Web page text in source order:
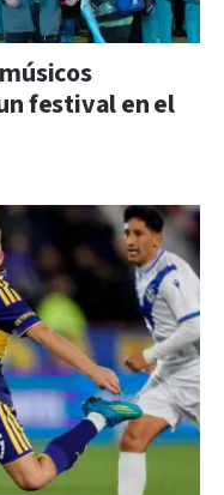
festival en el